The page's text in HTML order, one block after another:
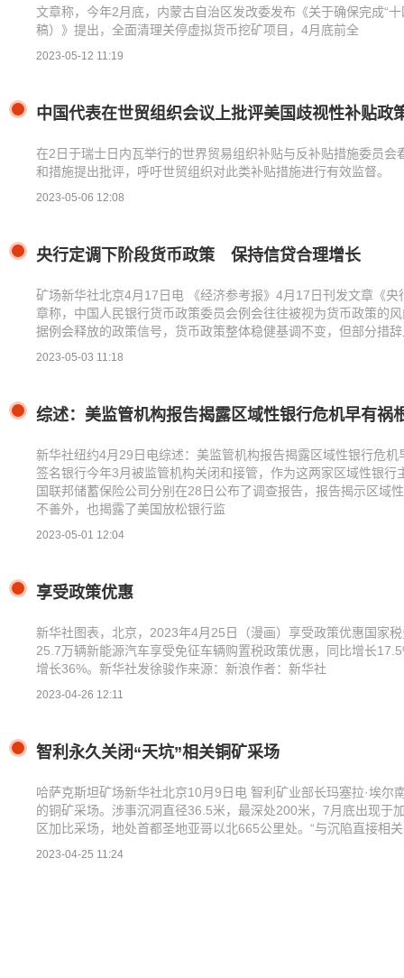
文章称，今年2月底，内蒙古自治区发改委发布《关于确保完成“
稿）》提出，全面清理关停虚拟货币挖矿项目，4月底前全
2023-05-12 11:19
中国代表在世贸组织会议上批评美国歧视性补贴政
在2日于瑞士日内瓦举行的世界贸易组织补贴与反补贴措施委员
和措施提出批评，呼吁世贸组织对此类补贴措施进行有效监督。
2023-05-06 12:08
央行定调下阶段货币政策 保持信贷合理增长
矿场新华社北京4月17日电 《经济参考报》4月17日刊发文章《
章称，中国人民银行货币政策委员会例会往往被视为货币政策的
据例会释放的政策信号，货币政策整体稳健基调不变，但部分措
2023-05-03 11:18
综述：美监管机构报告揭露区域性银行危机早有祸
新华社纽约4月29日电综述：美监管机构报告揭露区域性银行危
签名银行今年3月被监管机构关闭和接管，作为这两家区域性银
国联邦储蓄保险公司分别在28日公布了调查报告，报告揭示区域
不善外，也揭露了美国放松银行监
2023-05-01 12:04
享受政策优惠
新华社图表，北京，2023年4月25日（漫画）享受政策优惠国家
25.7万辆新能源汽车享受免征车辆购置税政策优惠，同比增长
增长36%。新华社发徐骏作来源：新浪作者：新华社
2023-04-26 12:11
智利永久关闭“天坑”相关铜矿采场
哈萨克斯坦矿场新华社北京10月9日电 智利矿业部长玛塞拉·埃尔
的铜矿采场。涉事沉洞直径36.5米，最深处200米，7月底出现于
区加比采场，地处首都圣地亚哥以北665公里处。“与沉陷直接相
2023-04-25 11:24